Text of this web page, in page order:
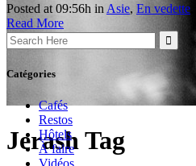
Jerash Tag
Posted at 09:56h in Asie, En vedette
Read More
Search
for:
Catégories
Cafés
Restos
Hôtels
À faire